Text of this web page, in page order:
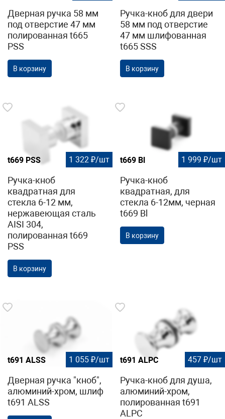
Дверная ручка 58 мм
под отверстие 47 мм
полированная t665
PSS
В корзину
Ручка-кноб для двери
58 мм под отверстие
47 мм шлифованная
t665 SSS
В корзину
t669 PSS 1 322 ₽/шт
Ручка-кноб
квадратная для
стекла 6-12 мм,
нержавеющая сталь
AISI 304,
полированная t669
PSS
В корзину
t669 Bl 1 999 ₽/шт
Ручка-кноб
квадратная, для
стекла 6-12мм, черная
t669 Bl
В корзину
t691 ALSS 1 055 ₽/шт
Дверная ручка "кноб",
алюминий-хром, шлиф
t691 ALSS
t691 ALPC 457 ₽/шт
Ручка-кноб для душа,
алюминий-хром,
полированная t691
ALPC